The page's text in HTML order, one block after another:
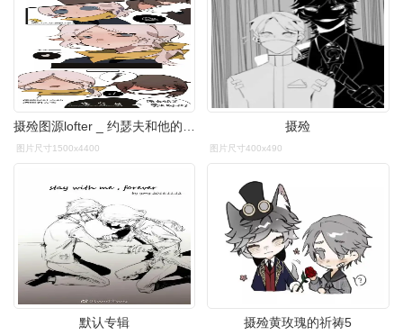
图片尺寸1500x4400
摄殓
图片尺寸400x490
默认专辑 摄殓黄玫瑰的祈祷5